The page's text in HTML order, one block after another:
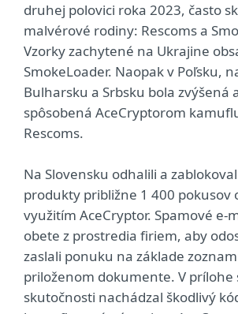
druhej polovici roka 2023, často
malvérové rodiny: Rescoms a
Vzorky zachytené na Ukrajine
SmokeLoader. Naopak v Poľsku,
Bulharsku a Srbsku bola zvýšená
spôsobená AceCryptorom
Rescoms.
Na Slovensku odhalili a zablokovali
produkty približne 1 400 pokusov
využitím AceCryptor. Spamové e-
obete z prostredia firiem, aby
zaslali ponuku na základe
priloženom dokumente. V prílohe
skutočnosti nachádzal škodlivý